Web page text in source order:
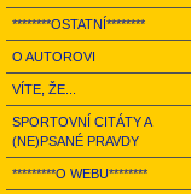
********OSTATNÍ********
O AUTOROVI
VÍTE, ŽE...
SPORTOVNÍ CITÁTY A
(NE)PSANÉ PRAVDY
*********O WEBU********